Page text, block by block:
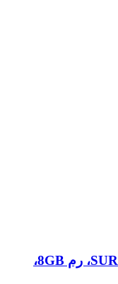
لپ تاپ استوک SURFACE LAPTOP 4، رم 8GB،